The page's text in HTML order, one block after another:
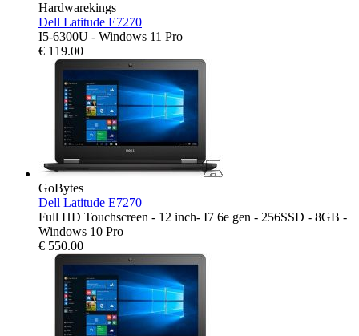
Hardwarekings
Dell Latitude E7270
I5-6300U - Windows 11 Pro
€ 119.00
GoBytes
Dell Latitude E7270
Full HD Touchscreen - 12 inch- I7 6e gen - 256SSD - 8GB -
Windows 10 Pro
€ 550.00